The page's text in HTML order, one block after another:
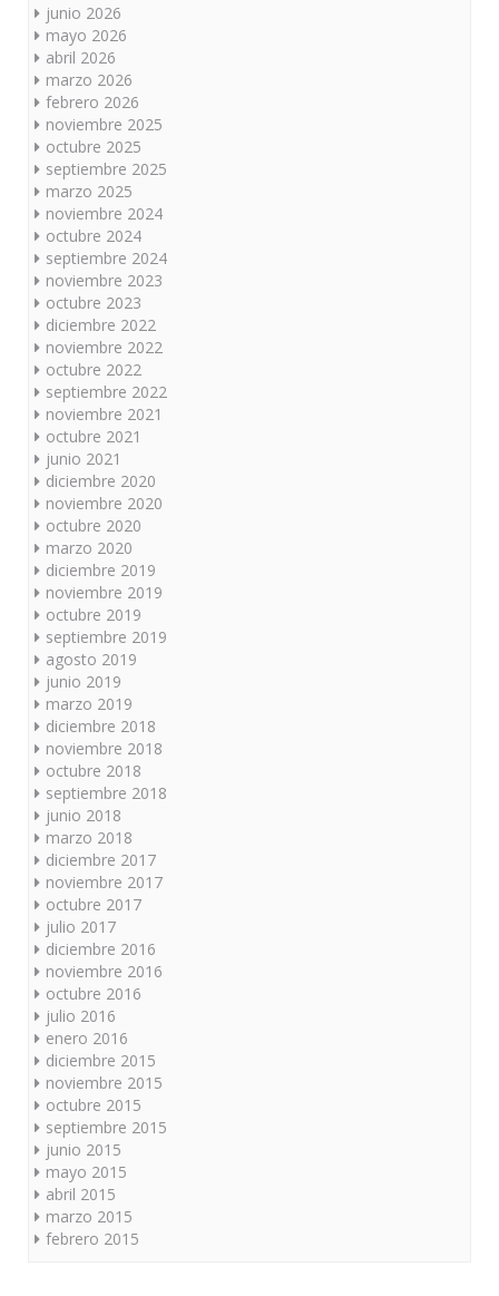
junio 2026
mayo 2026
abril 2026
marzo 2026
febrero 2026
noviembre 2025
octubre 2025
septiembre 2025
marzo 2025
noviembre 2024
octubre 2024
septiembre 2024
noviembre 2023
octubre 2023
diciembre 2022
noviembre 2022
octubre 2022
septiembre 2022
noviembre 2021
octubre 2021
junio 2021
diciembre 2020
noviembre 2020
octubre 2020
marzo 2020
diciembre 2019
noviembre 2019
octubre 2019
septiembre 2019
agosto 2019
junio 2019
marzo 2019
diciembre 2018
noviembre 2018
octubre 2018
septiembre 2018
junio 2018
marzo 2018
diciembre 2017
noviembre 2017
octubre 2017
julio 2017
diciembre 2016
noviembre 2016
octubre 2016
julio 2016
enero 2016
diciembre 2015
noviembre 2015
octubre 2015
septiembre 2015
junio 2015
mayo 2015
abril 2015
marzo 2015
febrero 2015